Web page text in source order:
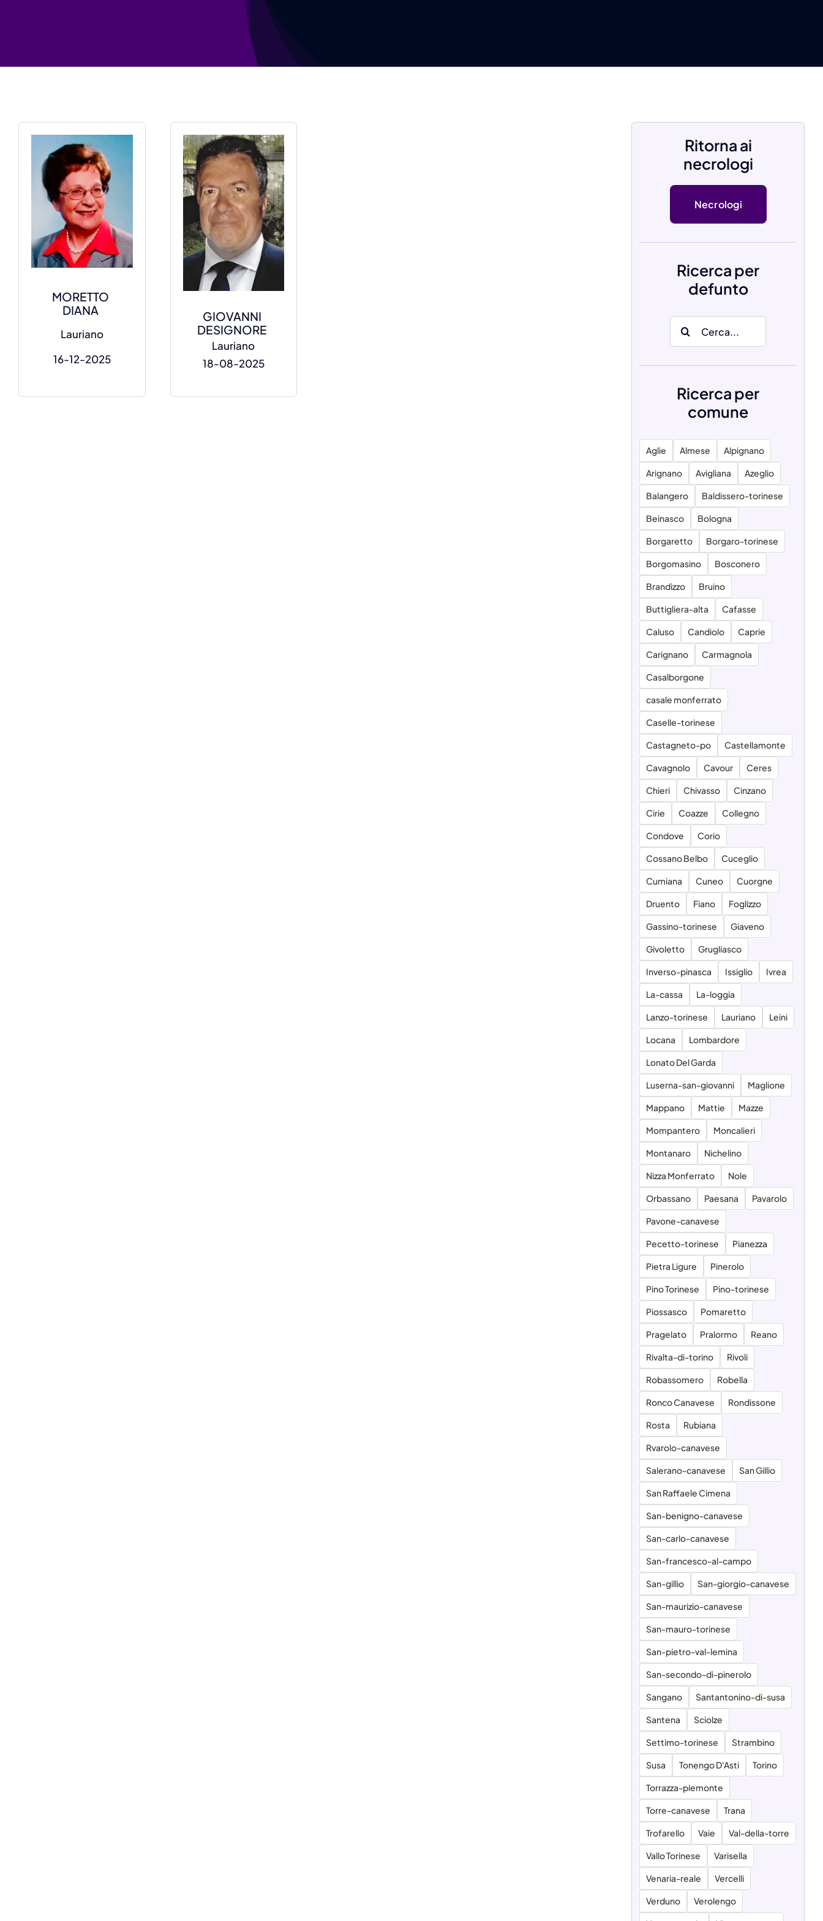
MORETTO
DIANA
Lauriano
16-12-2025
GIOVANNI
DESIGNORE
Lauriano
18-08-2025
Ritorna ai
necrologi
Necrologi
Ricerca per
defunto
Search
for:
Ricerca per
comune
Aglie Almese Alpignano
Arignano Avigliana Azeglio
Balangero Baldissero-torinese
Beinasco Bologna
Borgaretto Borgaro-torinese
Borgomasino Bosconero
Brandizzo Bruino
Buttigliera-alta Cafasse
Caluso Candiolo Caprie
Carignano Carmagnola
Casalborgone
casale monferrato
Caselle-torinese
Castagneto-po Castellamonte
Cavagnolo Cavour Ceres
Chieri Chivasso Cinzano
Cirie Coazze Collegno
Condove Corio
Cossano Belbo Cuceglio
Cumiana Cuneo Cuorgne
Druento Fiano Foglizzo
Gassino-torinese Giaveno
Givoletto Grugliasco
Inverso-pinasca Issiglio Ivrea
La-cassa La-loggia
Lanzo-torinese Lauriano Leini
Locana Lombardore
Lonato Del Garda
Luserna-san-giovanni Maglione
Mappano Mattie Mazze
Mompantero Moncalieri
Montanaro Nichelino
Nizza Monferrato Nole
Orbassano Paesana Pavarolo
Pavone-canavese
Pecetto-torinese Pianezza
Pietra Ligure Pinerolo
Pino Torinese Pino-torinese
Piossasco Pomaretto
Pragelato Pralormo Reano
Rivalta-di-torino Rivoli
Robassomero Robella
Ronco Canavese Rondissone
Rosta Rubiana
Rvarolo-canavese
Salerano-canavese San Gillio
San Raffaele Cimena
San-benigno-canavese
San-carlo-canavese
San-francesco-al-campo
San-gillio San-giorgio-canavese
San-maurizio-canavese
San-mauro-torinese
San-pietro-val-lemina
San-secondo-di-pinerolo
Sangano Santantonino-di-susa
Santena Sciolze
Settimo-torinese Strambino
Susa Tonengo D'Asti Torino
Torrazza-piemonte
Torre-canavese Trana
Trofarello Vaie Val-della-torre
Vallo Torinese Varisella
Venaria-reale Vercelli
Verduno Verolengo